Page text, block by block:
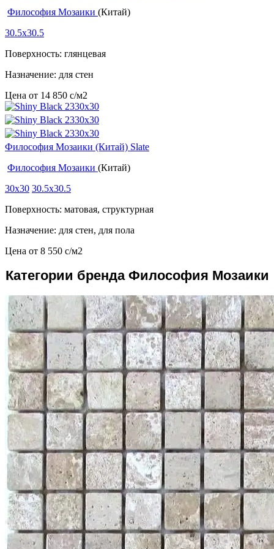
Философия Мозаики (Китай)
30.5x30.5
Поверхность: глянцевая
Назначение: для стен
Цена от 14 850 c/м2
Философия Мозаики (Китай) Slate
Философия Мозаики (Китай)
30x30 30.5x30.5
Поверхность: матовая, структурная
Назначение: для стен, для пола
Цена от 8 550 c/м2
Категории бренда Философия Мозаики